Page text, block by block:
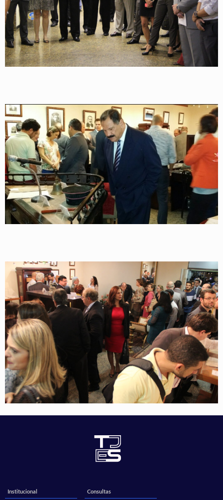
Institucional Consultas